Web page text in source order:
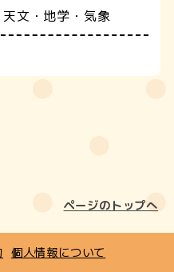
文・地学・気象
ページのトップへ
個人情報について